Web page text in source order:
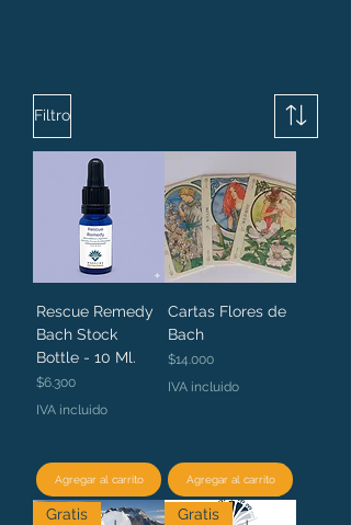
Filtro
Rescue Remedy
Bach Stock
Bottle - 10 Ml.
Precio
$6.300
IVA incluido
Agregar al carrito
Cartas Flores de
Bach
Precio
$14.000
IVA incluido
Agregar al carrito
Gratis Gratis